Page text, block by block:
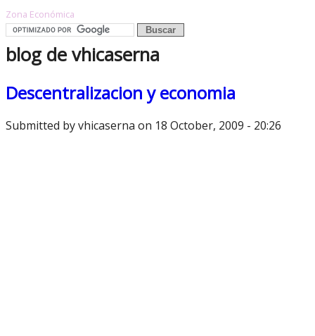
Zona Económica
blog de vhicaserna
Descentralizacion y economia
Submitted byvhicaserna on 18 October, 2009 - 20:26